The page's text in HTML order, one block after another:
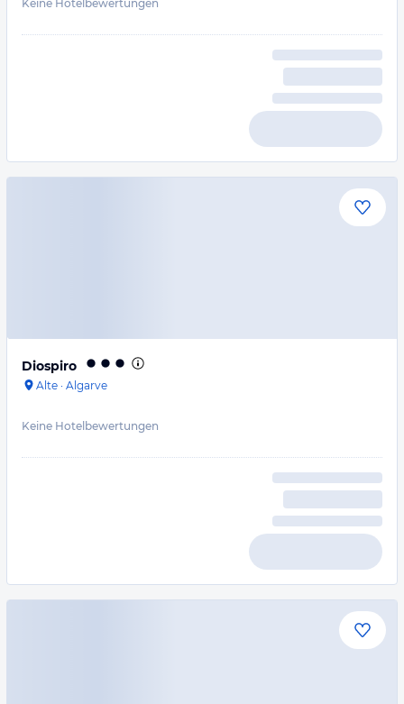
Keine Hotelbewertungen
Diospiro
Alte · Algarve
Keine Hotelbewertungen